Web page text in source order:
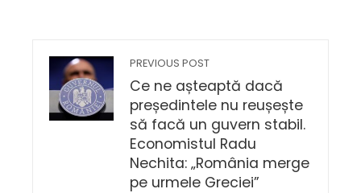
PREVIOUS POST
Ce ne așteaptă dacă
președintele nu reușește
să facă un guvern stabil.
Economistul Radu
Nechita: „România merge
pe urmele Greciei”